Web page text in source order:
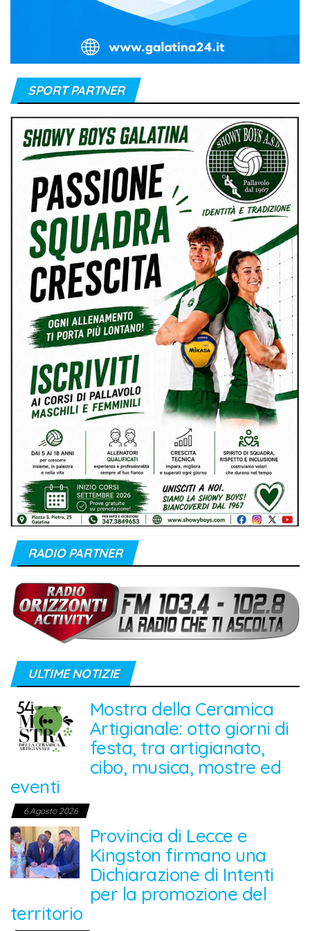
SPORT PARTNER
RADIO PARTNER
ULTIME NOTIZIE
Mostra della Ceramica
Artigianale: otto giorni di
festa, tra artigianato,
cibo, musica, mostre ed
eventi
6 Agosto 2026
Provincia di Lecce e
Kingston firmano una
Dichiarazione di Intenti
per la promozione del
territorio